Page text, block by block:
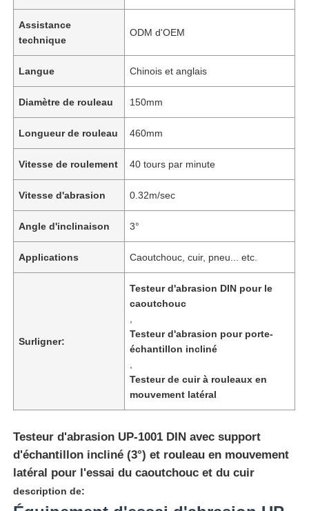
Assistance
technique
ODM d'OEM
Langue Chinois et anglais
Diamètre de rouleau 150mm
Longueur de rouleau 460mm
Vitesse de roulement 40 tours par minute
Vitesse d'abrasion 0.32m/sec
Angle d'inclinaison 3°
Applications Caoutchouc, cuir, pneu... etc.
Surligner:
Testeur d'abrasion DIN pour le
caoutchouc
Testeur d'abrasion pour porte-
échantillon incliné
Testeur de cuir à rouleaux en
mouvement latéral
Testeur d'abrasion UP-1001 DIN avec support
d'échantillon incliné (3°) et rouleau en mouvement
latéral pour l'essai du caoutchouc et du cuir
description de: